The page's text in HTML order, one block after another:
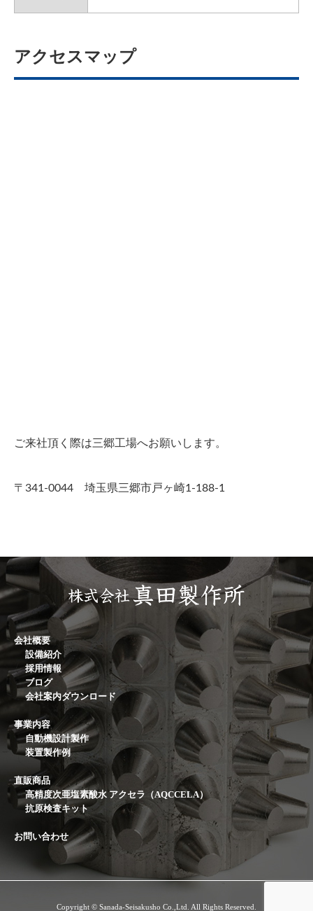
アクセスマップ
ご来社頂く際は三郷工場へお願いします。
〒341-0044 埼玉県三郷市戸ヶ崎1-188-1
会社概要
設備紹介
採用情報
ブログ
会社案内ダウンロード
事業内容
自動機設計製作
装置製作例
直販商品
高精度次亜塩素酸水 アクセラ（AQCCELA）
抗原検査キット
お問い合わせ
Copyright © Sanada-Seisakusho Co.,Ltd. All Rights Reserved.